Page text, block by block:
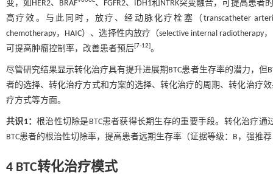
变，如HER2、BRAF
、FGFR2、IDH1和NTRK突变融合，可提高患者
高疗效。与此同时，放疗、经动脉化疗栓塞（transcatheter
chemotherapy，HAIC）、选择性内放疗（selective internal
可提高肿瘤控制率，改善患者预后[7-12]。
尽管研究结果显示转化治疗具有提升进展期BTC患者生存率的潜力，
者的选择、转化治疗方式和方案的选择、转化治疗的周期、转化治疗
疗方式等方面。
共识1：根治性切除是BTC患者获得长期生存的重要手段。转化治疗
BTC患者的根治性切除率，提高患者远期生存率（证据等级：B，强推
4 BTC转化治疗模式